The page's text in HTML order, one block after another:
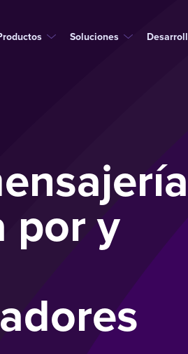
Soluciones
por y